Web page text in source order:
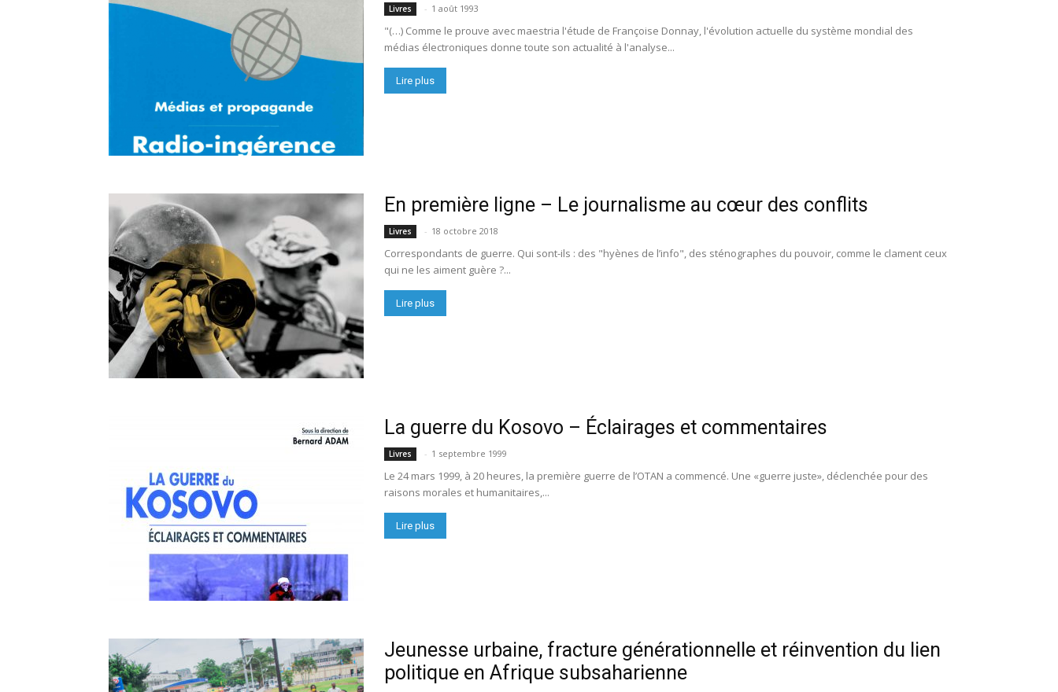
Livres - 1 août 1993
"(…) Comme le prouve avec maestria l'étude de Françoise Donnay, l'évolution actuelle du système mondial des
médias électroniques donne toute son actualité à l'analyse...
Lire plus
En première ligne – Le journalisme au cœur des conflits
Livres - 18 octobre 2018
Correspondants de guerre. Qui sont-ils : des "hyènes de l’info", des sténographes du pouvoir, comme le clament ceux
qui ne les aiment guère ?...
Lire plus
La guerre du Kosovo – Éclairages et commentaires
Livres - 1 septembre 1999
Le 24 mars 1999, à 20 heures, la première guerre de l’OTAN a commencé. Une «guerre juste», déclenchée pour des
raisons morales et humanitaires,...
Lire plus
Jeunesse urbaine, fracture générationnelle et réinvention du lien
politique en Afrique subsaharienne